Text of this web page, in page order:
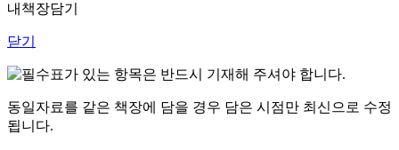
내책장담기
닫기
표가 있는 항목은 반드시 기재해 주셔야 합니다.
동일자료를 같은 책장에 담을 경우 담은 시점만 최신으로 수정
됩니다.